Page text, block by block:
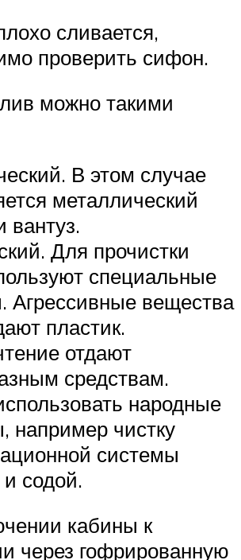
сливается,
проверить сифон.
можно такими
В этом случае
металлический
вантуз.
Для прочистки
специальные
Агрессивные вещества
пластик.
отдают
средствам.
народные
например чистку
системы
содой.
кабины к
через гофрированную